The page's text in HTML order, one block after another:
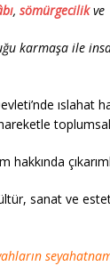
, sömürgecilikve
karmaşa ile
ıslahat
toplumsal
hakkında
sanat ve